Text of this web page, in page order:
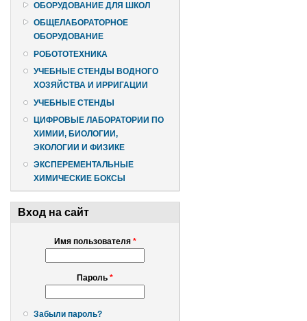
ОБОРУДОВАНИЕ ДЛЯ ШКОЛ
ОБЩЕЛАБОРАТОРНОЕ
ОБОРУДОВАНИЕ
РОБОТОТЕХНИКА
УЧЕБНЫЕ СТЕНДЫ ВОДНОГО
ХОЗЯЙСТВА И ИРРИГАЦИИ
УЧЕБНЫЕ СТЕНДЫ
ЦИФРОВЫЕ ЛАБОРАТОРИИ ПО
ХИМИИ, БИОЛОГИИ,
ЭКОЛОГИИ И ФИЗИКЕ
ЭКСПЕРЕМЕНТАЛЬНЫЕ
ХИМИЧЕСКИЕ БОКСЫ
Вход на сайт
Имя пользователя *
Пароль *
Забыли пароль?